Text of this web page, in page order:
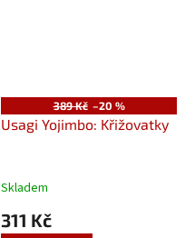
389 Kč –20 %
Usagi Yojimbo: Křižovatky
Skladem
311 Kč